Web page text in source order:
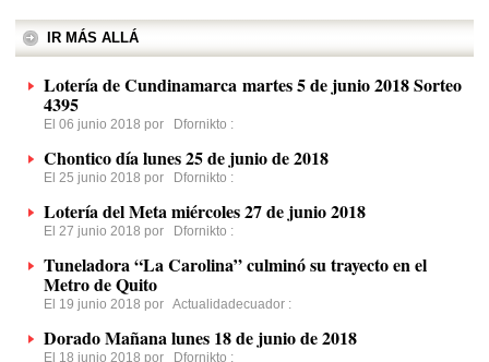
IR MÁS ALLÁ
Lotería de Cundinamarca martes 5 de junio 2018 Sorteo
4395
El 06 junio 2018 por Dfornikto :
Chontico día lunes 25 de junio de 2018
El 25 junio 2018 por Dfornikto :
Lotería del Meta miércoles 27 de junio 2018
El 27 junio 2018 por Dfornikto :
Tuneladora “La Carolina” culminó su trayecto en el
Metro de Quito
El 19 junio 2018 por Actualidadecuador :
Dorado Mañana lunes 18 de junio de 2018
El 18 junio 2018 por Dfornikto :